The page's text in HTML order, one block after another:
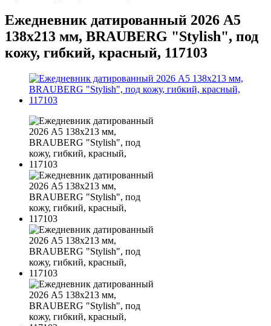
Ежедневник датированный 2026 А5
138x213 мм, BRAUBERG "Stylish", под
кожу, гибкий, красный, 117103